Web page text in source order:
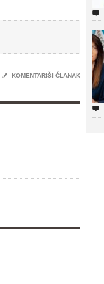
✎ KOMENTARIŠI ČLANAK

